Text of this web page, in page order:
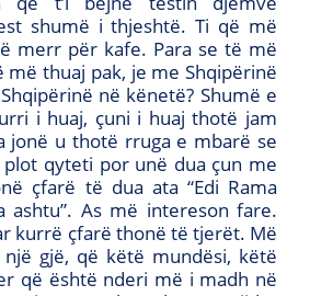
shumë i thjeshtë. Ti që më
merr për kafe. Para se të më
thuaj pak, je me Shqipërinë
në kënetë? Shumë e
i huaj, çuni i huaj thotë jam
jonë u thotë rruga e mbarë se
qyteti por unë dua çun me
çfarë të dua ata “Edi Rama
ashtu”. As më intereson fare.
kurrë çfarë thonë të tjerët. Më
gjë, që këtë mundësi, këtë
që është nderi më i madh në